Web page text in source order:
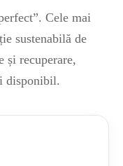
Cele mai
sustenabilă de
și recuperare,
disponibil.